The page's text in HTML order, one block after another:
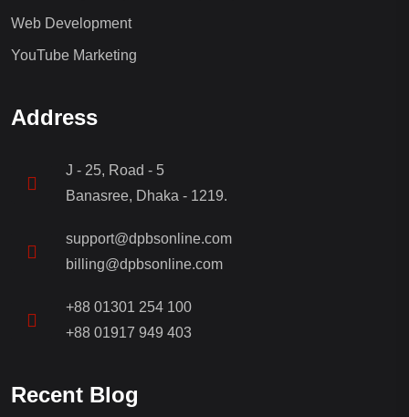
Web Development
YouTube Marketing
Address
J - 25, Road - 5
Banasree, Dhaka - 1219.
support@dpbsonline.com
billing@dpbsonline.com
+88 01301 254 100
+88 01917 949 403
Recent Blog